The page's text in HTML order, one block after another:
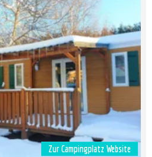
Zur Campingplatz Website